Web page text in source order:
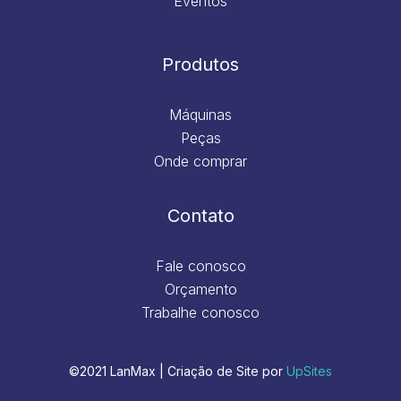
Produtos
Máquinas
Peças
Onde comprar
Contato
Fale conosco
Orçamento
Trabalhe conosco
©2021 LanMax | Criação de Site por UpSites